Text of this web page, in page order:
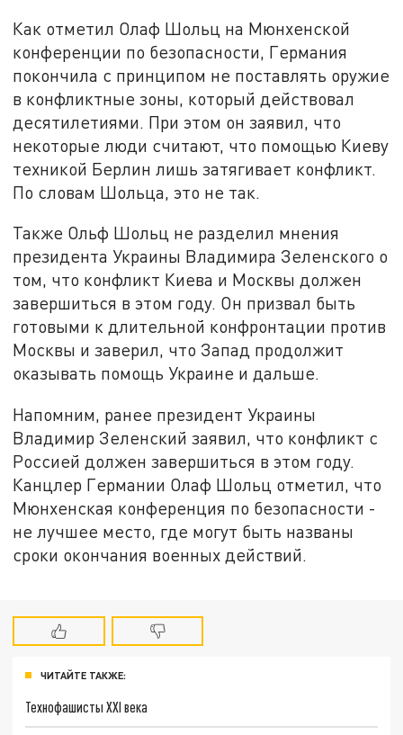
Как отметил Олаф Шольц на Мюнхенской
конференции по безопасности, Германия
покончила с принципом не поставлять оружие
в конфликтные зоны, который действовал
десятилетиями. При этом он заявил, что
некоторые люди считают, что помощью Киеву
техникой Берлин лишь затягивает конфликт.
По словам Шольца, это не так.
Также Ольф Шольц не разделил мнения
президента Украины Владимира Зеленского о
том, что конфликт Киева и Москвы должен
завершиться в этом году. Он призвал быть
готовыми к длительной конфронтации против
Москвы и заверил, что Запад продолжит
оказывать помощь Украине и дальше.
Напомним, ранее президент Украины
Владимир Зеленский заявил, что конфликт с
Россией должен завершиться в этом году.
Канцлер Германии Олаф Шольц отметил, что
Мюнхенская конференция по безопасности -
не лучшее место, где могут быть названы
сроки окончания военных действий.
ЧИТАЙТЕ ТАКЖЕ:
Технофашисты XXI века